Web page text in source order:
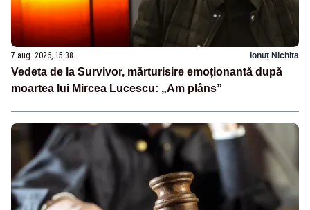
7 aug. 2026, 15:38 Ionuț Nichita
Vedeta de la Survivor, mărturisire emoționantă după
moartea lui Mircea Lucescu: „Am plâns”